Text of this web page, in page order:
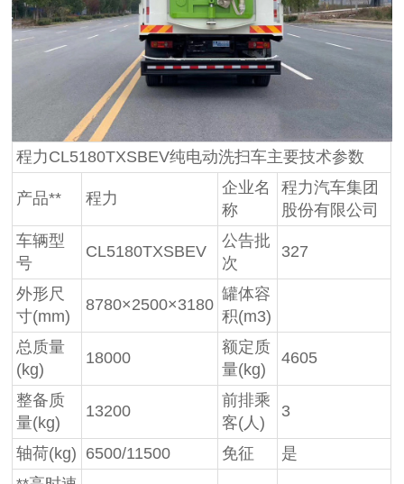
程力CL5180TXSBEV纯电动洗扫车主要技术参数
产品** 程力
企业名
称
程力汽车集团
股份有限公司
车辆型
号
CL5180TXSBEV
公告批
次
327
外形尺
寸(mm)
8780×2500×3180
罐体容
积(m3)
总质量
(kg)
18000
额定质
量(kg)
4605
整备质
量(kg)
13200
前排乘
客(人)
3
轴荷(kg) 6500/11500 免征
是